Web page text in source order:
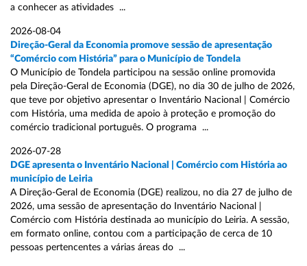
a conhecer as atividades ...
2026-08-04
Direção-Geral da Economia promove sessão de apresentação
“Comércio com História” para o Município de Tondela
O Município de Tondela participou na sessão online promovida
pela Direção-Geral de Economia (DGE), no dia 30 de julho de 2026,
que teve por objetivo apresentar o Inventário Nacional | Comércio
com História, uma medida de apoio à proteção e promoção do
comércio tradicional português. O programa ...
2026-07-28
DGE apresenta o Inventário Nacional | Comércio com História ao
município de Leiria
A Direção-Geral de Economia (DGE) realizou, no dia 27 de julho de
2026, uma sessão de apresentação do Inventário Nacional |
Comércio com História destinada ao município do Leiria. A sessão,
em formato online, contou com a participação de cerca de 10
pessoas pertencentes a várias áreas do ...